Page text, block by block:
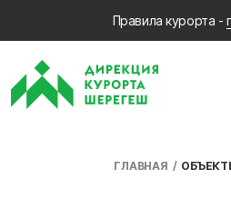
Правила курорта -
ГЛАВНАЯ